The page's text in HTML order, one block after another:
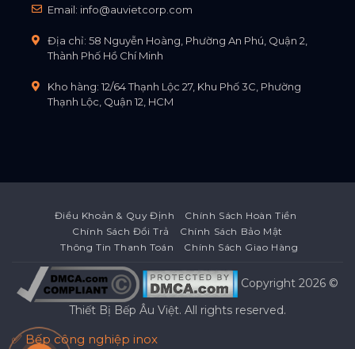
Email: info@auvietcorp.com
Địa chỉ: 58 Nguyễn Hoàng, Phường An Phú, Quận 2,
Thành Phố Hồ Chí Minh
Kho hàng: 12/64 Thạnh Lộc 27, Khu Phố 3C, Phường
Thạnh Lộc, Quận 12, HCM
Điều Khoản & Quy Định
Chính Sách Hoàn Tiền
Chính Sách Đổi Trả
Chính Sách Bảo Mật
Thông Tin Thanh Toán
Chính Sách Giao Hàng
Copyright 2026 ©
Thiết Bị Bếp Âu Việt. All rights reserved.
✅ Bếp công nghiệp inox